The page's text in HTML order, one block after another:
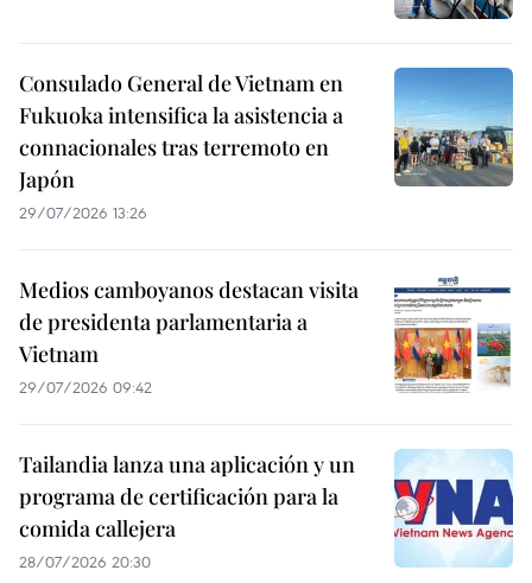
Consulado General de Vietnam en
Fukuoka intensifica la asistencia a
connacionales tras terremoto en
Japón
29/07/2026 13:26
Medios camboyanos destacan visita
de presidenta parlamentaria a
Vietnam
29/07/2026 09:42
Tailandia lanza una aplicación y un
programa de certificación para la
comida callejera
28/07/2026 20:30